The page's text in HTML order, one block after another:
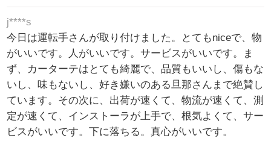
j****s
今日は運転手さんが取り付けました。とてもniceで、物
がいいです。人がいいです。サービスがいいです。ま
ず、カーターテはとても綺麗で、品質もいいし、傷もな
いし、味もないし、好き嫌いのある旦那さんまで絶賛し
ています。その次に、出荷が速くて、物流が速くて、測
定が速くて、インストーラが上手で、根気よくて、サー
ビスがいいです。下に落ちる。真心がいいです。